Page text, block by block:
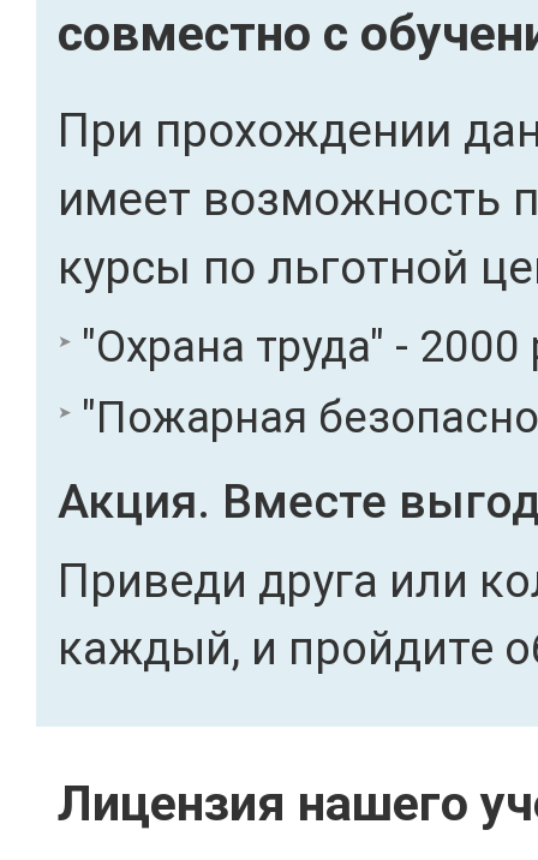
совместно с
При прохождении
имеет возможность
курсы по льготной
"Охрана труда" - 2000
"Пожарная
Акция. Вместе
Приведи друга или
каждый, и пройдите
Лицензия нашего